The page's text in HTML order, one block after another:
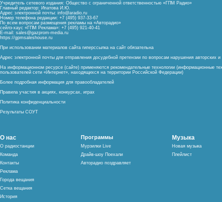
Учредитель сетевого издания: Общество с ограниченной ответственностью «ГПМ Радио»
Главный редактор: Ипатова И.Ю.
Адрес электронной почты: info@aradio.ru
Номер телефона редакции: +7 (495) 937-33-67
По всем вопросам размещения рекламы на «Авторадио»
сейлз-хаус «ГПМ Реклама»: +7 (495) 921-40-41
E-mail: sales@gazprom-media.ru
https://gpmsaleshouse.ru
При использовании материалов сайта гиперссылка на сайт обязательна
Адрес электронной почты для отправления досудебной претензии по вопросам нарушения авторских
На информационном ресурсе (сайте) применяются рекомендательные технологии (информационные
пользователей сети «Интернет», находящихся на территории Российской Федерации)
Более подробная информация для правообладателей
Правила участия в акциях, конкурсах, играх
Политика конфиденциальности
Результаты СОУТ
О нас
О радиостанции
Команда
Контакты
Реклама
Города вещания
Сетка вещания
История
Программы
Мурзилки Live
Драйв-шоу Поехали
Авторадио поздравляет
Музыка
Новая музыка
Плейлист